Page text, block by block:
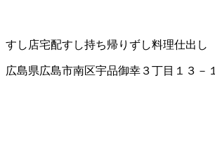
すし店宅配すし持ち帰りずし料理仕出し
広島県広島市南区宇品御幸３丁目１３－１